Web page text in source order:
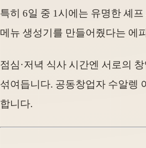
특히 6일 중 1시에는 유명한 셰
메뉴 생성기를 만들어줬다는 에
점심·저녁 식사 시간엔 서로의
섞여듭니다. 공동창업자 수알렝
합니다.